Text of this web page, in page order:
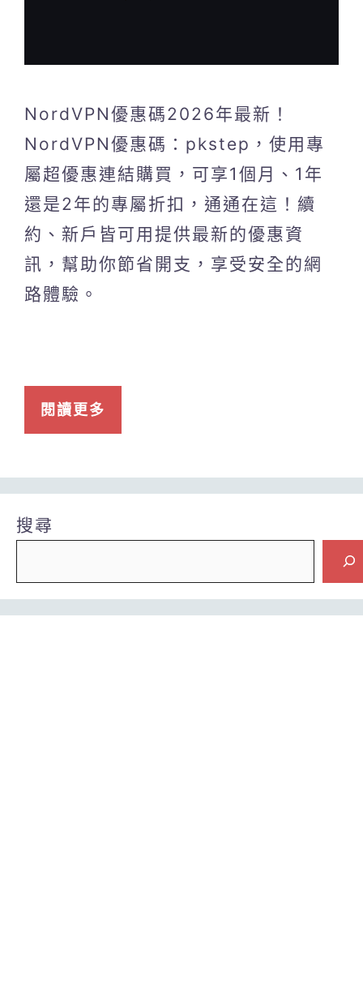
NordVPN優惠碼2026年最新！
NordVPN優惠碼：pkstep，使用專
屬超優惠連結購買，可享1個月、1年
還是2年的專屬折扣，通通在這！續
約、新戶皆可用提供最新的優惠資
訊，幫助你節省開支，享受安全的網
路體驗。
閱讀更多
搜尋